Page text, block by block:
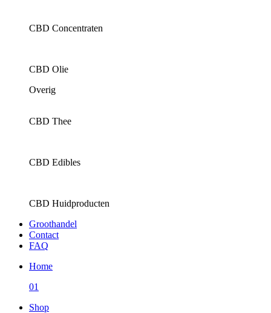
CBD Concentraten
CBD Olie
Overig
CBD Thee
CBD Edibles
CBD Huidproducten
Groothandel
Contact
FAQ
Home
01
Shop